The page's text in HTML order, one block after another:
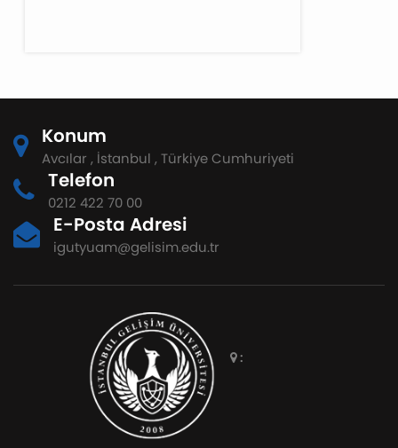
Konum
Avcılar , İstanbul , Türkiye Cumhuriyeti
Telefon
0212 422 70 00
E-Posta Adresi
igutyuam@gelisim.edu.tr
: